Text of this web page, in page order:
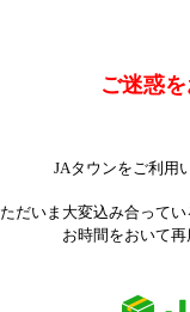
ご迷惑
JAタウンをご利用
ただいま大変込み合って
お時間をおいて